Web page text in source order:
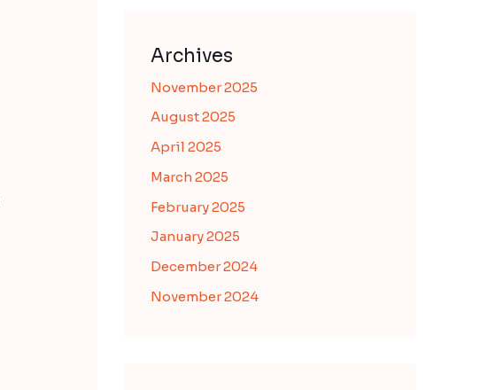
Archives
November 2025
August 2025
April 2025
March 2025
February 2025
January 2025
December 2024
November 2024